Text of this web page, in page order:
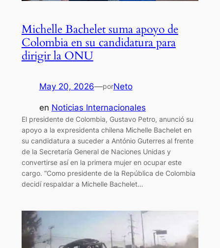
Michelle Bachelet suma apoyo de
Colombia en su candidatura para
dirigir la ONU
May 20, 2026—porNeto
en Noticias Internacionales
El presidente de Colombia, Gustavo Petro, anunció su
apoyo a la expresidenta chilena Michelle Bachelet en
su candidatura a suceder a António Guterres al frente
de la Secretaría General de Naciones Unidas y
convertirse así en la primera mujer en ocupar este
cargo. “Como presidente de la República de Colombia
decidí respaldar a Michelle Bachelet…